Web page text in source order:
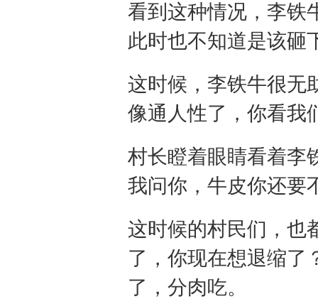
看到这种情况，李铁
此时也不知道是该砸
这时候，李铁牛很无
像通人性了，你看我
村长瞪着眼睛看着李
我问你，牛皮你还要
这时候的村民们，也
了，你现在想退缩了
了，分肉吃。